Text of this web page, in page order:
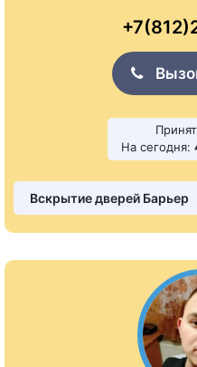
На сегодня:
Вскрытие дверей Барьер